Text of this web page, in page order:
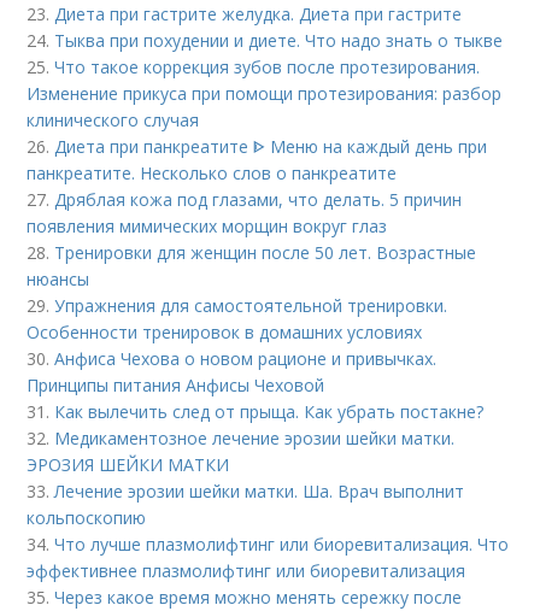
23.Диета при гастрите желудка. Диета при гастрите
24. Тыква при похудении и диете. Что надо знать о тыкве
25.Что такое коррекция зубов после протезирования.
Изменение прикуса при помощи протезирования: разбор
клинического случая
26.Диета при панкреатите ᐈ Меню на каждый день при
панкреатите. Несколько слов о панкреатите
27.Дряблая кожа под глазами, что делать. 5 причин
появления мимических морщин вокруг глаз
28. Тренировки для женщин после 50 лет. Возрастные
нюансы
29.Упражнения для самостоятельной тренировки.
Особенности тренировок в домашних условиях
30.Анфиса Чехова о новом рационе и привычках.
Принципы питания Анфисы Чеховой
31. Как вылечить след от прыща. Как убрать постакне?
32. Медикаментозное лечение эрозии шейки матки.
ЭРОЗИЯ ШЕЙКИ МАТКИ
33.Лечение эрозии шейки матки. Ша. Врач выполнит
кольпоскопию
34.Что лучше плазмолифтинг или биоревитализация. Что
эффективнее плазмолифтинг или биоревитализация
35.Через какое время можно менять сережку после